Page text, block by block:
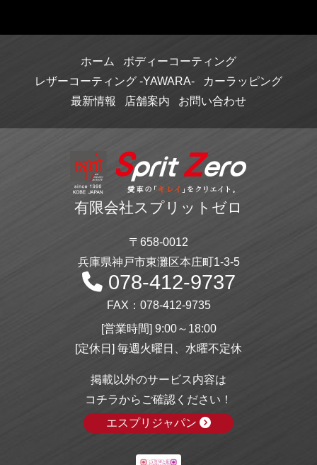
ホーム
ボディーコーティング
レザーコーティング -YAWARA-
カーラッピング
最新情報
店舗案内 お問い合わせ
有限会社スプリットゼロ
〒658-0012
兵庫県神戸市東灘区本庄町1-3-5
078-412-9737
FAX：078-412-9735
[営業時間] 9:00～18:00
[定休日] 毎週火曜日、水曜不定休
掲載以外のサービス内容は
コチラからご確認ください！
エスプリジャパン